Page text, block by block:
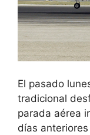
El pasado
tradicional
parada aérea
días